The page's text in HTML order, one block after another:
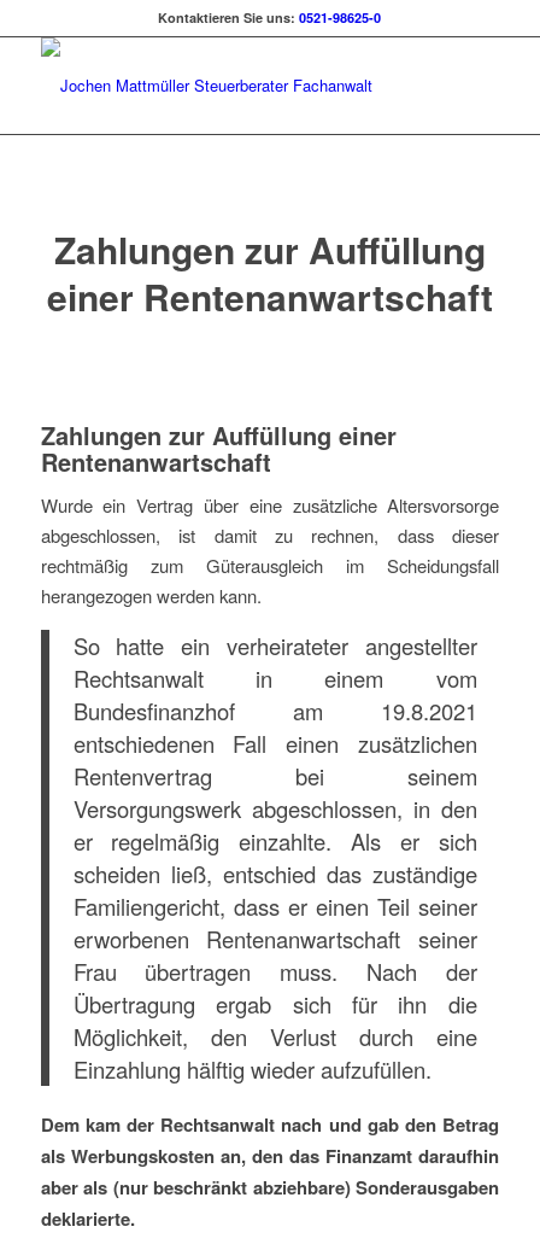
Kontaktieren Sie uns:0521-98625-0
Zahlungen zur Auffüllung
einer Rentenanwartschaft
Zahlungen zur Auffüllung einer
Rentenanwartschaft
Wurde ein Vertrag über eine zusätzliche Altersvorsorge
abgeschlossen, ist damit zu rechnen, dass dieser
rechtmäßig zum Güterausgleich im Scheidungsfall
herangezogen werden kann.
So hatte ein verheirateter angestellter
Rechtsanwalt in einem vom
Bundesfinanzhof am 19.8.2021
entschiedenen Fall einen zusätzlichen
Rentenvertrag bei seinem
Versorgungswerk abgeschlossen, in den
er regelmäßig einzahlte. Als er sich
scheiden ließ, entschied das zuständige
Familiengericht, dass er einen Teil seiner
erworbenen Rentenanwartschaft seiner
Frau übertragen muss. Nach der
Übertragung ergab sich für ihn die
Möglichkeit, den Verlust durch eine
Einzahlung hälftig wieder aufzufüllen.
Dem kam der Rechtsanwalt nach und gab den Betrag
als Werbungskosten an, den das Finanzamt daraufhin
aber als (nur beschränkt abziehbare) Sonderausgaben
deklarierte.